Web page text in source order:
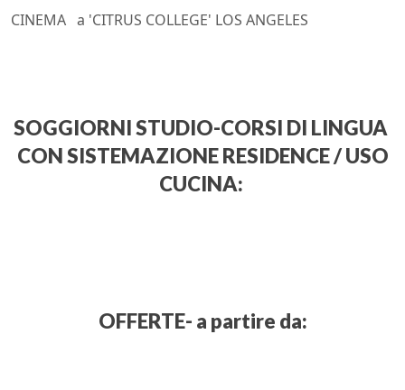
CINEMA a 'CITRUS COLLEGE' LOS ANGELES
SOGGIORNI STUDIO-CORSI DI LINGUA
CON SISTEMAZIONE RESIDENCE / USO
CUCINA:
OFFERTE- a partire da: